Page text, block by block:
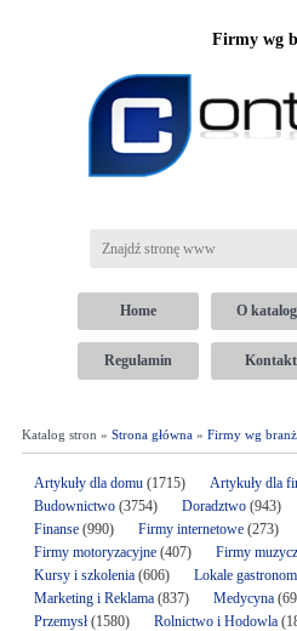
Firmy wg
Home O
Regulamin Kontakt
Katalog stron » Strona główna» Firmy wg branż
Artykuły dla domu(1715) Artykuły dla
Budownictwo(3754) Doradztwo(943)
Finanse(990) Firmy internetowe (273)
Firmy motoryzacyjne(407) Firmy
Kursy i szkolenia(606) Lokale
Marketing i Reklama(837) Medycyna
Przemysł(1580) Rolnictwo i Hodowla